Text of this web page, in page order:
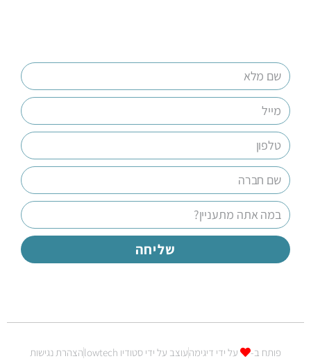
שליחה
פותח ב- על ידי דיגימהעוצב על ידי סטודיו lowtech הצהרת נגישות